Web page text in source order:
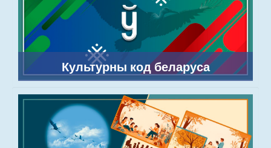
Культурны код беларуса